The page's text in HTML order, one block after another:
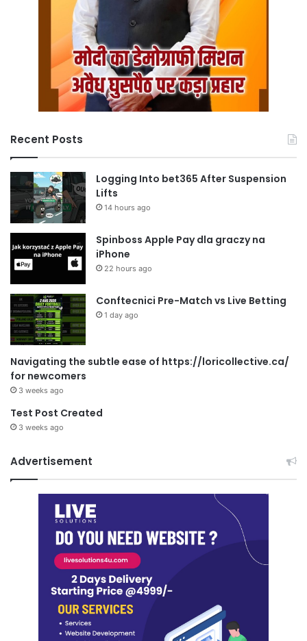
Recent Posts
Logging Into bet365 After Suspension
Lifts
14 hours ago
Spinboss Apple Pay dla graczy na
iPhone
22 hours ago
Conftecnici Pre-Match vs Live Betting
1 day ago
Navigating the subtle ease of https://loricollective.ca/
for newcomers
3 weeks ago
Test Post Created
3 weeks ago
Advertisement